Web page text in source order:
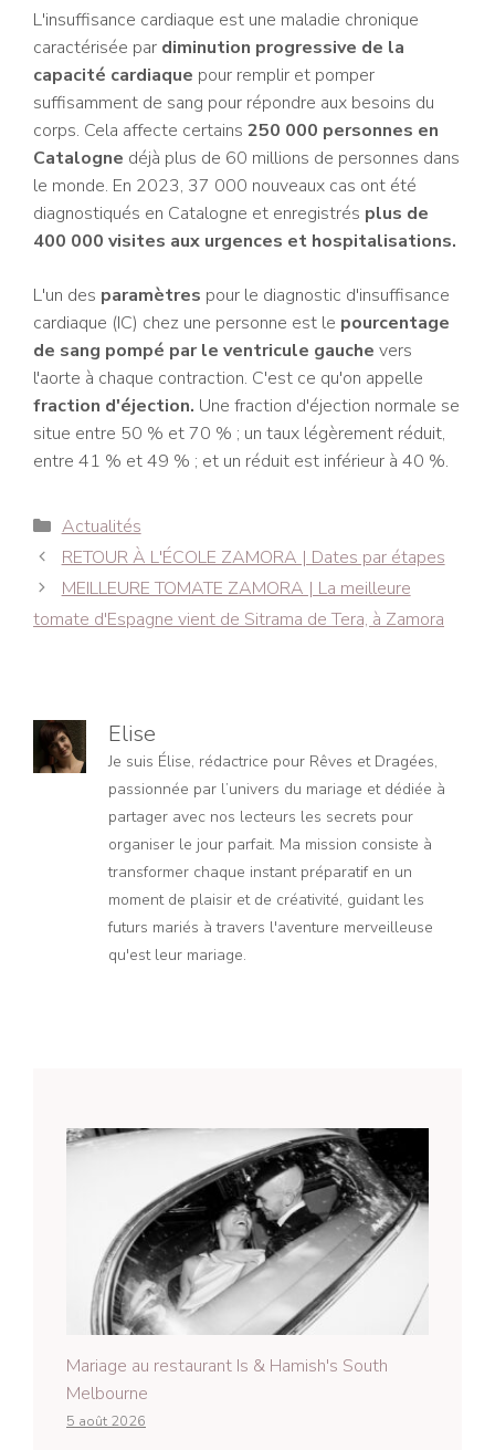
L'insuffisance cardiaque est une maladie chronique
caractérisée par diminution progressive de la
capacité cardiaque pour remplir et pomper
suffisamment de sang pour répondre aux besoins du
corps. Cela affecte certains 250 000 personnes en
Catalogne déjà plus de 60 millions de personnes dans
le monde. En 2023, 37 000 nouveaux cas ont été
diagnostiqués en Catalogne et enregistrés plus de
400 000 visites aux urgences et hospitalisations.
L'un des paramètres pour le diagnostic d'insuffisance
cardiaque (IC) chez une personne est le pourcentage
de sang pompé par le ventricule gauche vers
l'aorte à chaque contraction. C'est ce qu'on appelle
fraction d'éjection. Une fraction d'éjection normale se
situe entre 50 % et 70 % ; un taux légèrement réduit,
entre 41 % et 49 % ; et un réduit est inférieur à 40 %.
Catégories
Actualités
Navigation
des
articles
RETOUR À L'ÉCOLE ZAMORA | Dates par étapes
MEILLEURE TOMATE ZAMORA | La meilleure
tomate d'Espagne vient de Sitrama de Tera, à Zamora
Elise
Je suis Élise, rédactrice pour Rêves et Dragées,
passionnée par l’univers du mariage et dédiée à
partager avec nos lecteurs les secrets pour
organiser le jour parfait. Ma mission consiste à
transformer chaque instant préparatif en un
moment de plaisir et de créativité, guidant les
futurs mariés à travers l'aventure merveilleuse
qu'est leur mariage.
Mariage au restaurant Is & Hamish's South
Melbourne
5 août 2026